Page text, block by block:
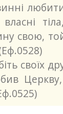
свою,
своїх
Церкву,